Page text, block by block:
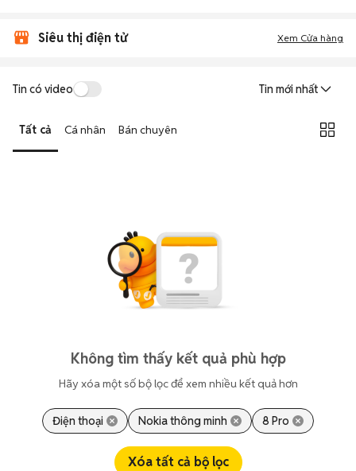
Siêu thị điện tử Xem Cửa hàng
Tin có video Tin mới nhất
Tất cả Cá nhân Bán chuyên
Không tìm thấy kết quả phù hợp
Hãy xóa một số bộ lọc để xem nhiều kết quả hơn
Điện thoại Nokia thông minh 8 Pro
Xóa tất cả bộ lọc